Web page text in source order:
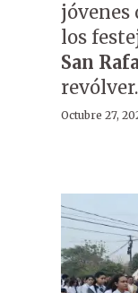
jóvenes
los
San
revólver.
Octubre 27,